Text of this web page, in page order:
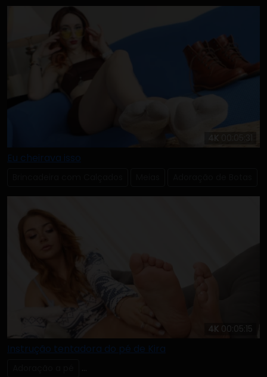
4K 00:05:31
Eu cheirava isso
4K 00:05:15
Instrução tentadora do pé de Kira